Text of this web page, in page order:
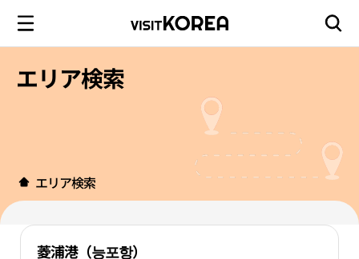
エリア検索
エリア検索
菱浦港（능포항）